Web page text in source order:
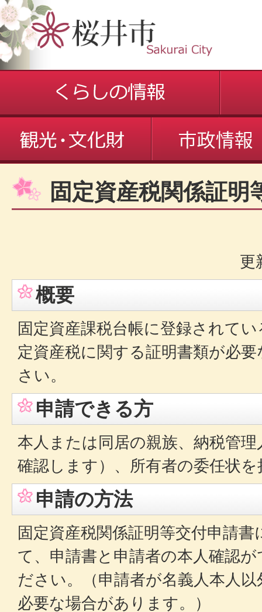
固定資産税関係証明
更
概要
固定資産課税台帳に登録されて
定資産税に関する証明書類が必
さい。
申請できる方
本人または同居の親族、納税管
確認します）、所有者の委任状
申請の方法
固定資産税関係証明等交付申請
て、申請書と申請者の本人確認
ださい。（申請者が名義人本人
必要な場合があります。）